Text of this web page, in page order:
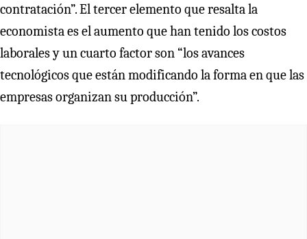
contratación”. El tercer elemento que resalta la
economista es el aumento que han tenido los costos
laborales y un cuarto factor son “los avances
tecnológicos que están modificando la forma en que las
empresas organizan su producción”.